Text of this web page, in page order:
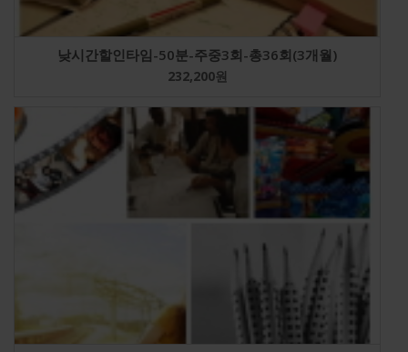
낮시간할인타임-50분-주중3회-총36회(3개월)
232,200원